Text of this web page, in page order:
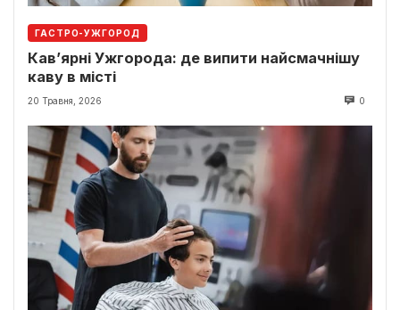
ГАСТРО-УЖГОРОД
Кав’ярні Ужгорода: де випити найсмачнішу
каву в місті
20 Травня, 2026 0